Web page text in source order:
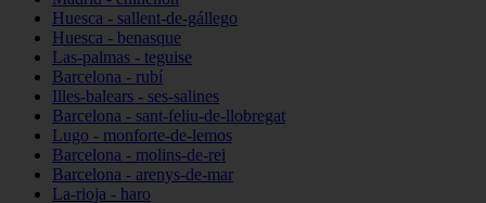
Huesca - sallent-de-gállego
Huesca - benasque
Las-palmas - teguise
Barcelona - rubí
Illes-balears - ses-salines
Barcelona - sant-feliu-de-llobregat
Lugo - monforte-de-lemos
Barcelona - molins-de-rei
Barcelona - arenys-de-mar
La-rioja - haro